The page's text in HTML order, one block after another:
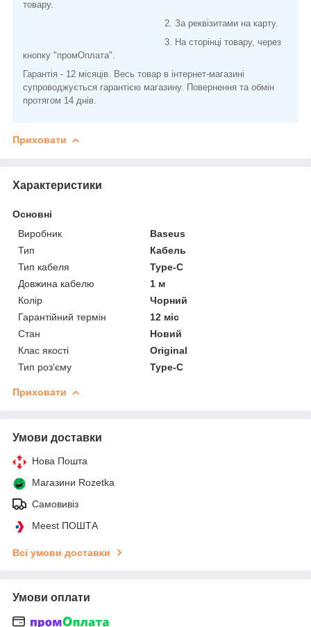
товару.
2. За реквізитами на карту.
3. На сторінці товару, через
кнопку "промОплата".
Гарантія - 12 місяців. Весь товар в інтернет-магазині
супроводжується гарантією магазину. Повернення та обмін
протягом 14 днів.
Приховати
Характеристики
Основні
Виробник
Baseus
Тип
Кабель
Тип кабеля
Type-C
Довжина кабелю
1 м
Колір
Чорний
Гарантійний термін
12 міс
Стан
Новий
Клас якості
Original
Тип роз'єму
Type-C
Приховати
Умови доставки
Нова Пошта
Магазини Rozetka
Самовивіз
Meest ПОШТА
Всі умови доставки
Умови оплати